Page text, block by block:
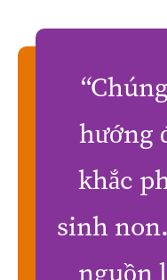
hướng
khắc
sinh
nguồn